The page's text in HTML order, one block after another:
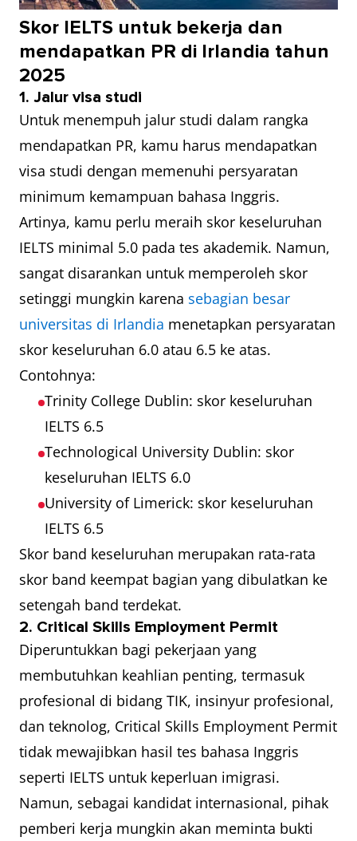
Skor IELTS untuk bekerja dan
mendapatkan PR di Irlandia tahun
2025
1. Jalur visa studi
Untuk menempuh jalur studi dalam rangka
mendapatkan PR, kamu harus mendapatkan
visa studi dengan memenuhi persyaratan
minimum kemampuan bahasa Inggris.
Artinya, kamu perlu meraih skor keseluruhan
IELTS minimal 5.0 pada tes akademik. Namun,
sangat disarankan untuk memperoleh skor
setinggi mungkin karena sebagian besar
universitas di Irlandia menetapkan persyaratan
skor keseluruhan 6.0 atau 6.5 ke atas.
Contohnya:
Trinity College Dublin: skor keseluruhan
IELTS 6.5
Technological University Dublin: skor
keseluruhan IELTS 6.0
University of Limerick: skor keseluruhan
IELTS 6.5
Skor band keseluruhan merupakan rata-rata
skor band keempat bagian yang dibulatkan ke
setengah band terdekat.
2. Critical Skills Employment Permit
Diperuntukkan bagi pekerjaan yang
membutuhkan keahlian penting, termasuk
profesional di bidang TIK, insinyur profesional,
dan teknolog, Critical Skills Employment Permit
tidak mewajibkan hasil tes bahasa Inggris
seperti IELTS untuk keperluan imigrasi.
Namun, sebagai kandidat internasional, pihak
pemberi kerja mungkin akan meminta bukti